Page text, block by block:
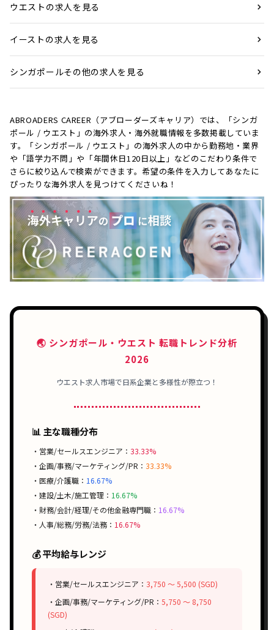
ウエストの求人を見る
イーストの求人を見る
シンガポールその他の求人を見る
ABROADERS CAREER（アブローダーズキャリア）では、「シンガ
ポール / ウエスト」の海外求人・海外就職情報を多数掲載していま
す。「シンガポール / ウエスト」の海外求人の中から勤務地・業界
や「語学力不問」や「年間休日120日以上」などのこだわり条件で
さらに絞り込んで検索ができます。希望の条件を入力してあなたに
ぴったりな海外求人を見つけてくださいね！
🌏 シンガポール・ウエスト 転職トレンド分析
2026
ウエスト求人市場で日系企業と多様性が際立つ！
📊 主な職種分布
・営業/セールスエンジニア： 33.33%
・企画/事務/マーケティング/PR： 33.33%
・医療/介護職： 16.67%
・建設/土木/施工管理： 16.67%
・財務/会計/経理/その他金融専門職： 16.67%
・人事/総務/労務/法務： 16.67%
💰 平均給与レンジ
・営業/セールスエンジニア： 3,750 〜 5,500 (SGD)
・企画/事務/マーケティング/PR： 5,750 〜 8,750
(SGD)